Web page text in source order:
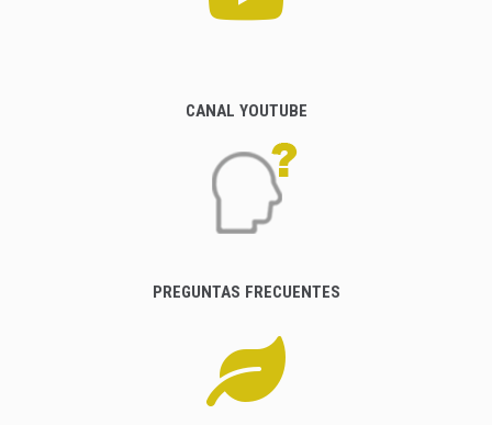
CANAL YOUTUBE
PREGUNTAS FRECUENTES